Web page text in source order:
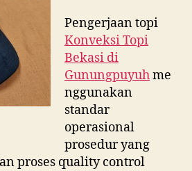
Pengerjaan topi
Konveksi Topi
Bekasi di
Gunungpuyuhme
nggunakan
standar
operasional
prosedur yang
proses quality control